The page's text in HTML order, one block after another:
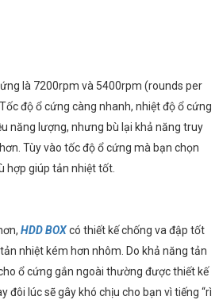
là 7200rpm và 5400rpm (rounds per
độ ổ cứng càng nhanh, nhiệt độ ổ cứng
năng lượng, nhưng bù lại khả năng truy
Tùy vào tốc độ ổ cứng mà bạn chọn
hợp giúp tản nhiệt tốt.
HDD BOXcó thiết kế chống va đập tốt
nhiệt kém hơn nhôm. Do khả năng tản
ổ cứng gắn ngoài thường được thiết kế
đôi lúc sẽ gây khó chịu cho bạn vì tiếng “rì